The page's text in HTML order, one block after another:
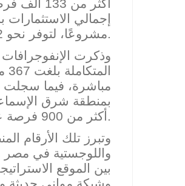
إجمالي
مشروعًا، لتوفر نحو 72 ألف فرصة عمل مباشرة.
وذكرت
المتكاملة بلغت 367 مليو
مباشرة، فيما سجلت
أكثر من 900 فرصة عمل.
وتبرز تلك الأرقام
واللوجستية في مصر
بين الموقع